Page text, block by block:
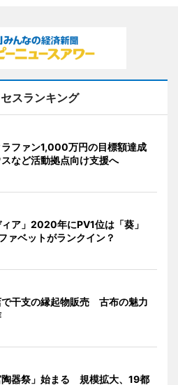
スランキング
ラファン1,000万円の目標額達成
など活動拠点向け支援へ
ィア」2020年にPV1位は「葵」
ァベットがランクイン？
で干支の縁起物販売 古布の魅力
陶器祭」始まる 規模拡大、19都